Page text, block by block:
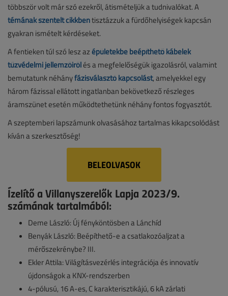
többször volt már szó ezekről, átismételjük a tudnivalókat. A
témának szentelt cikkbentisztázzuk a fürdőhelyiségek kapcsán
gyakran ismételt kérdéseket.
A fentieken túl szó lesz azépületekbe beépíthető kábelek
tűzvédelmi jellemzőirőlés a megfelelőségük igazolásról, valamint
bemutatunk néhányfázisválasztó kapcsolást, amelyekkel egy
három fázissal ellátott ingatlanban bekövetkező részleges
áramszünet esetén működtethetünk néhány fontos fogyasztót.
A szeptemberi lapszámunk olvasásához tartalmas kikapcsolódást
kíván a szerkesztőség!
BELEOLVASOK
Ízelítő a Villanyszerelők Lapja 2023/9.
számának tartalmából:
Deme László: Új fényköntösben a Lánchíd
Benyák László: Beépíthető-e a csatlakozóaljzat a
mérőszekrénybe? III.
Ekler Attila: Világításvezérlés integrációja és innovatív
újdonságok a KNX-rendszerben
4-pólusú, 16 A-es, C karakterisztikájú, 6 kA zárlati